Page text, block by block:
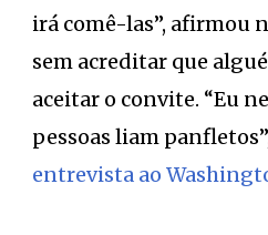
irá comê-las”, afirmou
sem acreditar que
aceitar o convite. “Eu
pessoas liam
entrevista ao